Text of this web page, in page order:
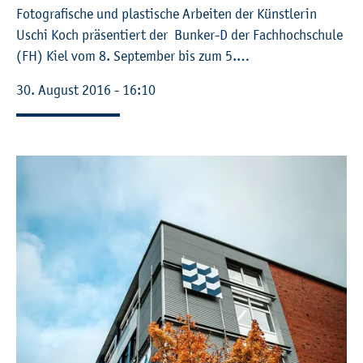
Fo­to­gra­fi­sche und plas­ti­sche Ar­bei­ten der Künst­le­rin
Uschi Koch prä­sen­tiert der Bun­ker-D der Fach­hoch­schu­le
(FH) Kiel vom 8. Sep­tem­ber bis zum 5.…
30. Au­gust 2016 - 16:10